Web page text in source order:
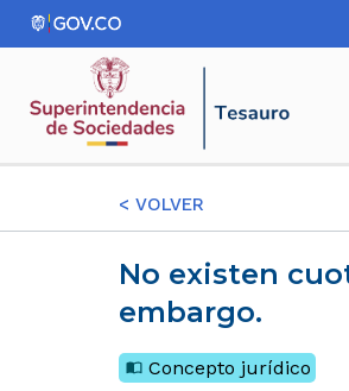
< VOLVER
No existen cuotas en reserva – Las acciones en reserva no pueden ser objeto de
embargo.
Concepto jurídico